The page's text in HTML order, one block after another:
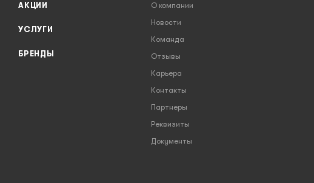
АКЦИИ
УСЛУГИ
БРЕНДЫ
О компании
Новости
Команда
Отзывы
Карьера
Контакты
Партнеры
Реквизиты
Документы